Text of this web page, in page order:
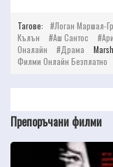
Тагове: Логан Маршал-
Кълън
Аш Сантос
Оналайн
Драма
Филми Онлайн Безплатно
Препоръчани филми